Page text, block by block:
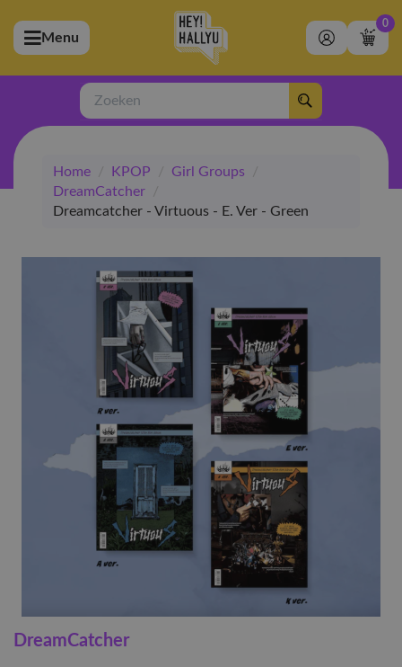
(Artiesten)
(Merchandise)
(Exclusive)
(Winkel)
Menu
0
Zoeken
Home / KPOP / Girl Groups
/
DreamCatcher
/
Dreamcatcher - Virtuous - E. Ver - Green
DreamCatcher